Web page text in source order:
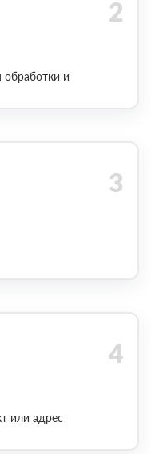
и
или адрес